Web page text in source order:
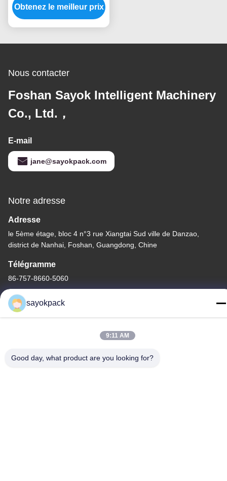
d'emballage garantie de
1 an
Obtenez le meilleur prix
Nous contacter
Foshan Sayok Intelligent Machinery
Co., Ltd.，
E-mail
jane@sayokpack.com
Notre adresse
Adresse
le 5ème étage, bloc 4 n°3 rue Xiangtai Sud ville de Danzao,
district de Nanhai, Foshan, Guangdong, Chine
Télégramme
86-757-8660-5060
Politique de confidentialité|
Chine Bonne qualité machines de emballage automatiques
sayokpack
9:11 AM
Good day, what product are you looking for?